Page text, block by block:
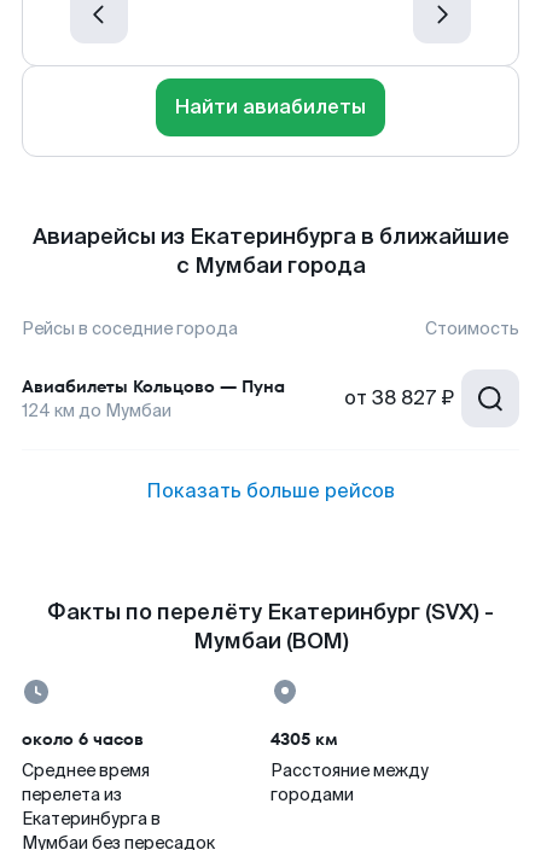
Найти авиабилеты
Авиарейсы из Екатеринбурга в ближайшие
с Мумбаи города
Рейсы в соседние города Стоимость
Авиабилеты Кольцово — Пуна
124 км до Мумбаи от 38 827 ₽
Показать больше рейсов
Факты по перелёту Екатеринбург (SVX) -
Мумбаи (BOM)
около 6 часов
Среднее время
перелета из
Екатеринбурга в
Мумбаи без пересадок
4305 км
Расстояние между
городами